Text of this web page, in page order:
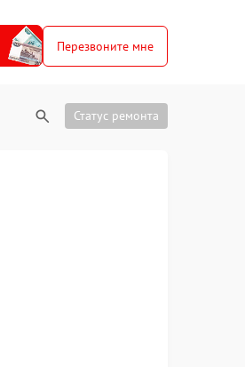
Перезвоните мне
Статус ремонта